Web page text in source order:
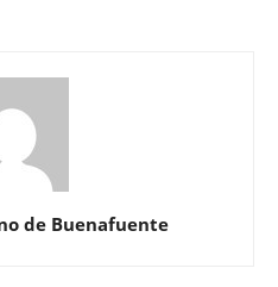
de Buenafuente